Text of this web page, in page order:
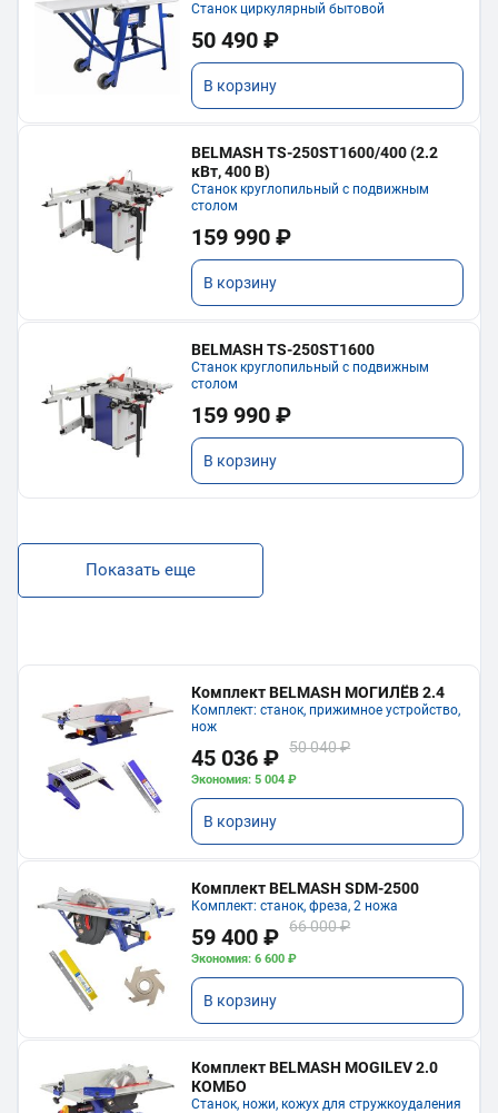
Станок циркулярный бытовой
50 490 ₽
В корзину
BELMASH TS-250ST1600/400 (2.2
кВт, 400 В)
Станок круглопильный с подвижным
столом
159 990 ₽
В корзину
BELMASH TS-250ST1600
Станок круглопильный с подвижным
столом
159 990 ₽
В корзину
Показать еще
Комплект BELMASH МОГИЛЁВ 2.4
Комплект: станок, прижимное устройство,
нож
45 036 ₽ 50 040 ₽
Экономия: 5 004 ₽
В корзину
Комплект BELMASH SDM-2500
Комплект: станок, фреза, 2 ножа
59 400 ₽ 66 000 ₽
Экономия: 6 600 ₽
В корзину
Комплект BELMASH MOGILEV 2.0
КОМБО
Станок, ножи, кожух для стружкоудаления